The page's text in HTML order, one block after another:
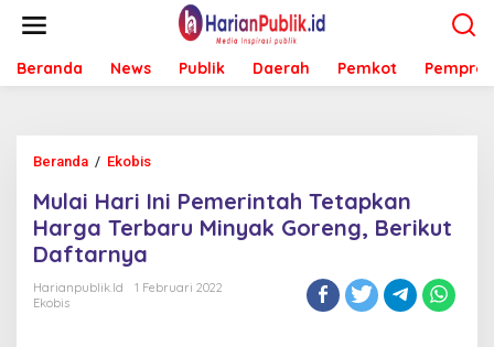
t
Beranda News Publik Daerah Pemkot Pemprov
Beranda / Ekobis
l
a
i
a
Mulai Hari Ini Pemerintah Tetapkan
Harga Terbaru Minyak Goreng, Berikut
Daftarnya
Harianpublik.id
1 Februari 2022
Ekobis